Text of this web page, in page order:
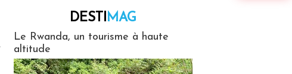
DESTIMAG
Le Rwanda, un tourisme à haute
altitude